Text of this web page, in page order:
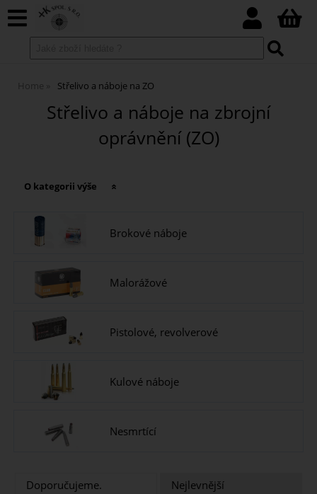
Home Střelivo a náboje na ZO
Střelivo a náboje na zbrojní
oprávnění (ZO)
O kategorii výše
Brokové náboje
Malorážové
Pistolové, revolverové
Kulové náboje
Nesmrtící
Doporučujeme.
Nejlevnější